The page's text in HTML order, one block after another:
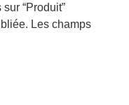
“Produit”
Les champs